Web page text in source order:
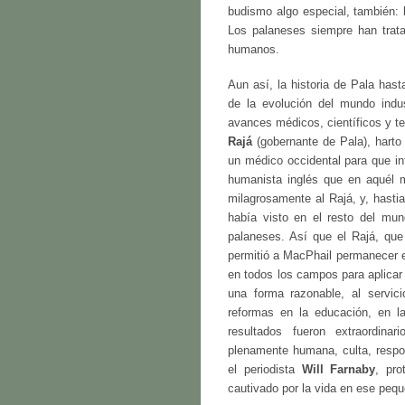
budismo algo especial,
Los palaneses siempre han
humanos.
Aun así, la historia de Pala
de la evolución del mundo
avances médicos, científicos y
Rajá (gobernante de Pala),
un médico occidental para que
humanista inglés que en aquél
milagrosamente al Rajá, y,
había visto en el resto del
palaneses. Así que el Rajá,
permitió a MacPhail permanecer
en todos los campos para
una forma razonable, al
reformas en la educación, en
resultados fueron
plenamente humana, culta,
el periodista Will Farnaby ,
cautivado por la vida en ese